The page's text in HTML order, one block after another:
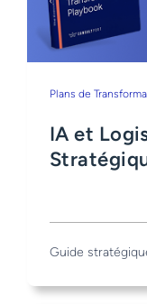
Plans de
IA et
Guide